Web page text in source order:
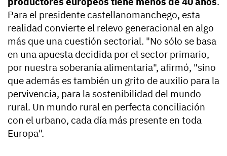
Para el presidente castellanomanchego, esta
realidad convierte el relevo generacional en algo
más que una cuestión sectorial. "No sólo se basa
en una apuesta decidida por el sector primario,
por nuestra soberanía alimentaria", afirmó, "sino
que además es también un grito de auxilio para la
pervivencia, para la sostenibilidad del mundo
rural. Un mundo rural en perfecta conciliación
con el urbano, cada día más presente en toda
Europa".